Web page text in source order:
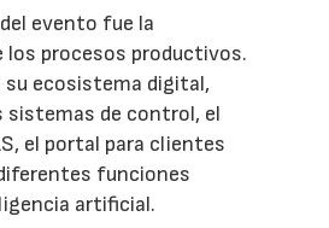
evento fue la
los procesos productivos.
su ecosistema digital,
sistemas de control, el
el portal para clientes
funciones
artificial.